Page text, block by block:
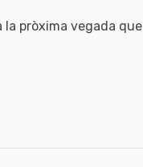
la pròxima vegada que